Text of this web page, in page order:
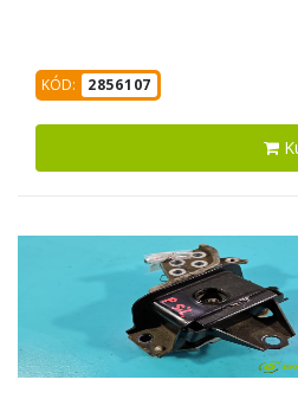
KÓD: 2856107